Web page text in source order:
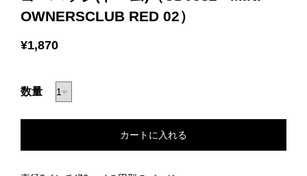
OWNERSCLUB RED 02）
¥1,870
数量